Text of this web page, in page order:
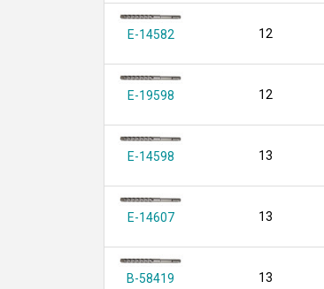
E-14582 12
E-19598 12
E-14598 13
E-14607 13
B-58419 13